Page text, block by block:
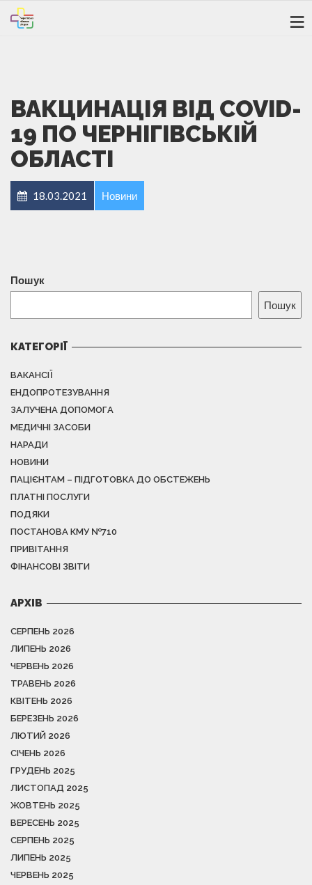
ВАКЦИНАЦІЯ ВІД COVID-
19 ПО ЧЕРНІГІВСЬКІЙ
ОБЛАСТІ
18.03.2021 Новини
Пошук
Пошук
КАТЕГОРІЇ
ВАКАНСІЇ
ЕНДОПРОТЕЗУВАННЯ
ЗАЛУЧЕНА ДОПОМОГА
МЕДИЧНІ ЗАСОБИ
НАРАДИ
НОВИНИ
ПАЦІЄНТАМ – ПІДГОТОВКА ДО ОБСТЕЖЕНЬ
ПЛАТНІ ПОСЛУГИ
ПОДЯКИ
ПОСТАНОВА КМУ №710
ПРИВІТАННЯ
ФІНАНСОВІ ЗВІТИ
АРХІВ
СЕРПЕНЬ 2026
ЛИПЕНЬ 2026
ЧЕРВЕНЬ 2026
ТРАВЕНЬ 2026
КВІТЕНЬ 2026
БЕРЕЗЕНЬ 2026
ЛЮТИЙ 2026
СІЧЕНЬ 2026
ГРУДЕНЬ 2025
ЛИСТОПАД 2025
ЖОВТЕНЬ 2025
ВЕРЕСЕНЬ 2025
СЕРПЕНЬ 2025
ЛИПЕНЬ 2025
ЧЕРВЕНЬ 2025